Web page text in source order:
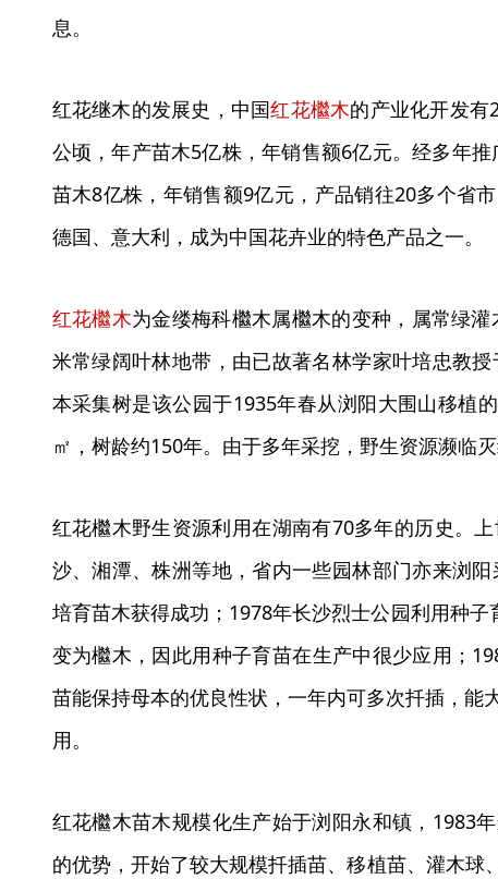
息。
红花继木的发展史，中国红花檵木的产业化开发有
公顷，年产苗木5亿株，年销售额6亿元。经多年
苗木8亿株，年销售额9亿元，产品销往20多个省
德国、意大利，成为中国花卉业的特色产品之一。
红花檵木为金缕梅科檵木属檵木的变种，属常绿
米常绿阔叶林地带，由已故著名林学家叶培忠教
本采集树是该公园于1935年春从浏阳大围山移植
㎡，树龄约150年。由于多年采挖，野生资源濒临
红花檵木野生资源利用在湖南有70多年的历史。
沙、湘潭、株洲等地，省内一些园林部门亦来浏
培育苗木获得成功；1978年长沙烈士公园利用种
变为檵木，因此用种子育苗在生产中很少应用；
苗能保持母本的优良性状，一年内可多次扦插，
用。
红花檵木苗木规模化生产始于浏阳永和镇，1983
的优势，开始了较大规模扦插苗、移植苗、灌木